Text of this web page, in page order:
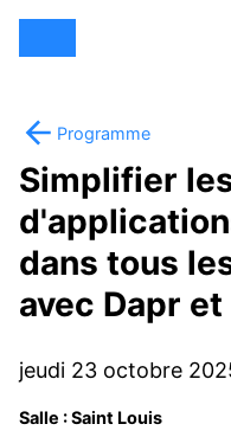
Programme
Simplifier
dans tous
avec Dapr
jeudi 23 octobre
Salle : Saint Louis